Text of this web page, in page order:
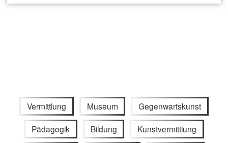
Vermittlung Museum Gegenwartskunst
Pädagogik Bildung Kunstvermittlung